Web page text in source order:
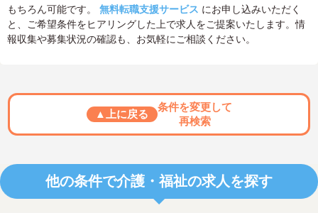
もちろん可能です。 無料転職支援サービス にお申し込みいただく
と、ご希望条件をヒアリングした上で求人をご提案いたします。情
報収集や募集状況の確認も、お気軽にご相談ください。
▲上に戻る
条件を変更して
再検索
他の条件で介護・福祉の求人を探す